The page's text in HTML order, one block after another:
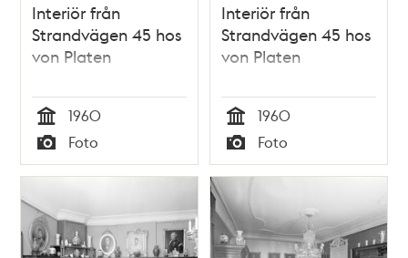
Interiör från
Strandvägen 45 hos
von Platen
Tid
1960
Typ
Foto
Interiör från
Strandvägen 45 hos
von Platen
Tid
1960
Typ
Foto